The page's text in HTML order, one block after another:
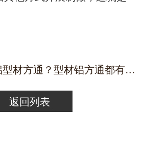
什么是铝型材方通？型材铝方通都有哪些优秀的
返回列表